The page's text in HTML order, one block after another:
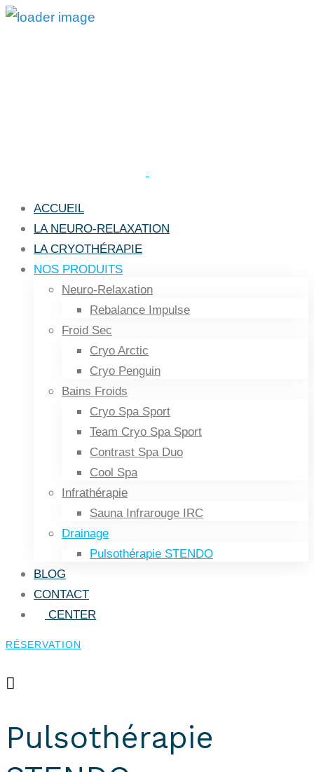
ACCUEIL
LA NEURO-RELAXATION
LA CRYOTHÉRAPIE
NOS PRODUITS
Neuro-Relaxation
Rebalance Impulse
Froid Sec
Cryo Arctic
Cryo Penguin
Bains Froids
Cryo Spa Sport
Team Cryo Spa Sport
Contrast Spa Duo
Cool Spa
Infrathérapie
Sauna Infrarouge IRC
Drainage
Pulsothérapie STENDO
BLOG
CONTACT
CENTER
RÉSERVATION
Pulsothérapie